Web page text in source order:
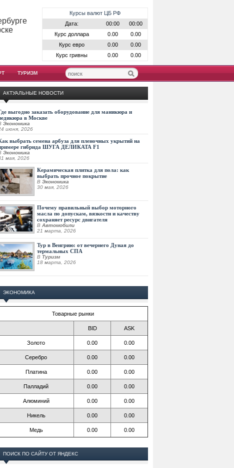
Курсы валют ЦБ РФ
Дата:
00:00
00:00
Курс доллара
0.00
0.00
Курс евро
0.00
0.00
Курс гривны
0.00 0.00
ТУРИЗМ
АКТУАЛЬНЫЕ НОВОСТИ
выгодно заказать оборудование для маникюра и
в Москве
Экономика
июня, 2026
выбрать семена арбуза для пленочных укрытий на
гибрида ШУГА ДЕЛИКАТА F1
Экономика
мая, 2026
Керамическая плитка для пола: как
выбрать прочное покрытие
В Экономика
30 мая, 2026
Почему правильный выбор моторного
масла по допускам, вязкости и качеству
сохраняет ресурс двигателя
В Автомобили
21 марта, 2026
Тур в Венгрию: от вечернего Дуная до
термальных СПА
В Туризм
18 марта, 2026
ЭКОНОМИКА
Товарные рынки
BID ASK
Золото 0.00 0.00
Серебро 0.00 0.00
Платина 0.00 0.00
Палладий 0.00 0.00
Алюминий 0.00 0.00
Никель 0.00 0.00
Медь 0.00 0.00
ПОИСК ПО САЙТУ ОТ ЯНДЕКС